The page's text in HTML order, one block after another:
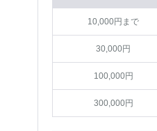
10,000円まで
30,000円
100,000円
300,000円